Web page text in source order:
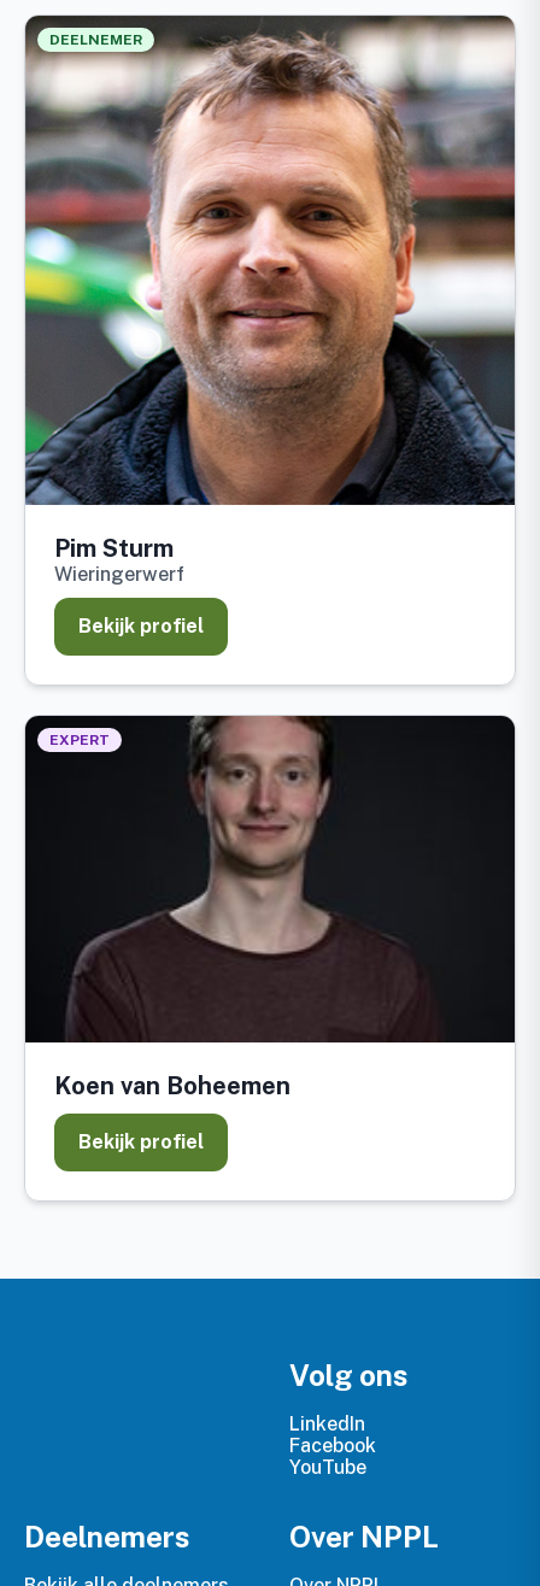
DEELNEMER
Pim Sturm
Wieringerwerf
Bekijk profiel
EXPERT
Koen van Boheemen
Bekijk profiel
Volg ons
LinkedIn
Facebook
YouTube
Deelnemers Over NPPL